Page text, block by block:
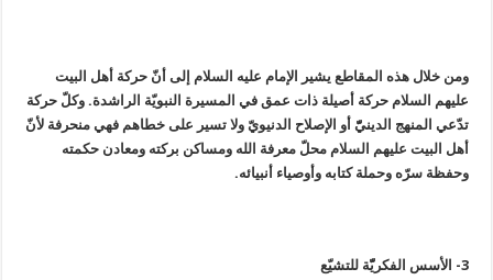
ومن خلال هذه المقاطع يشير الإمام عليه السلام إلى أنّ حركة أهل البيت
عليهم السلام حركة أصيلة ذات عمق في المسيرة النبويّة الراشدة. وكلّ حركة
تدّعي المنهج الدينيّّ أو الإصلاح الدنيويّ ولا تسير على خطاهم فهي منحرفة لأنّ
أهل البيت عليهم السلام محلّ معرفة الله ومساكن بركته ومعادن حكمته
وحفظة سرّه وحملة كتابه وأوصياء أنبيائه.
3- الأسس الفكريّّة للتشيّع‏